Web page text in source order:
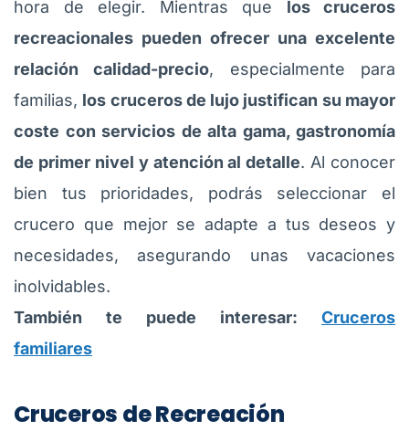
hora de elegir. Mientras que los cruceros
recreacionales pueden ofrecer una excelente
relación calidad-precio, especialmente para
familias, los cruceros de lujo justifican su mayor
coste con servicios de alta gama, gastronomía
de primer nivel y atención al detalle. Al conocer
bien tus prioridades, podrás seleccionar el
crucero que mejor se adapte a tus deseos y
necesidades, asegurando unas vacaciones
inolvidables.
También te puede interesar: Cruceros
familiares
Cruceros de Recreación